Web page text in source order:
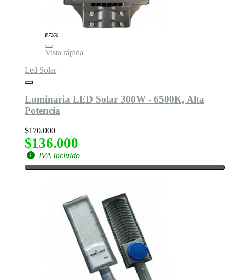
P7266
Vista rápida
Led Solar
Luminaria LED Solar 300W - 6500K, Alta
Potencia
$170.000
$136.000
IVA Incluido